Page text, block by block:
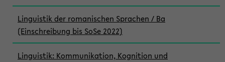
Linguistik der romanischen Sprachen / Ba
(Einschreibung bis SoSe 2022)
Linguistik: Kommunikation, Kognition und